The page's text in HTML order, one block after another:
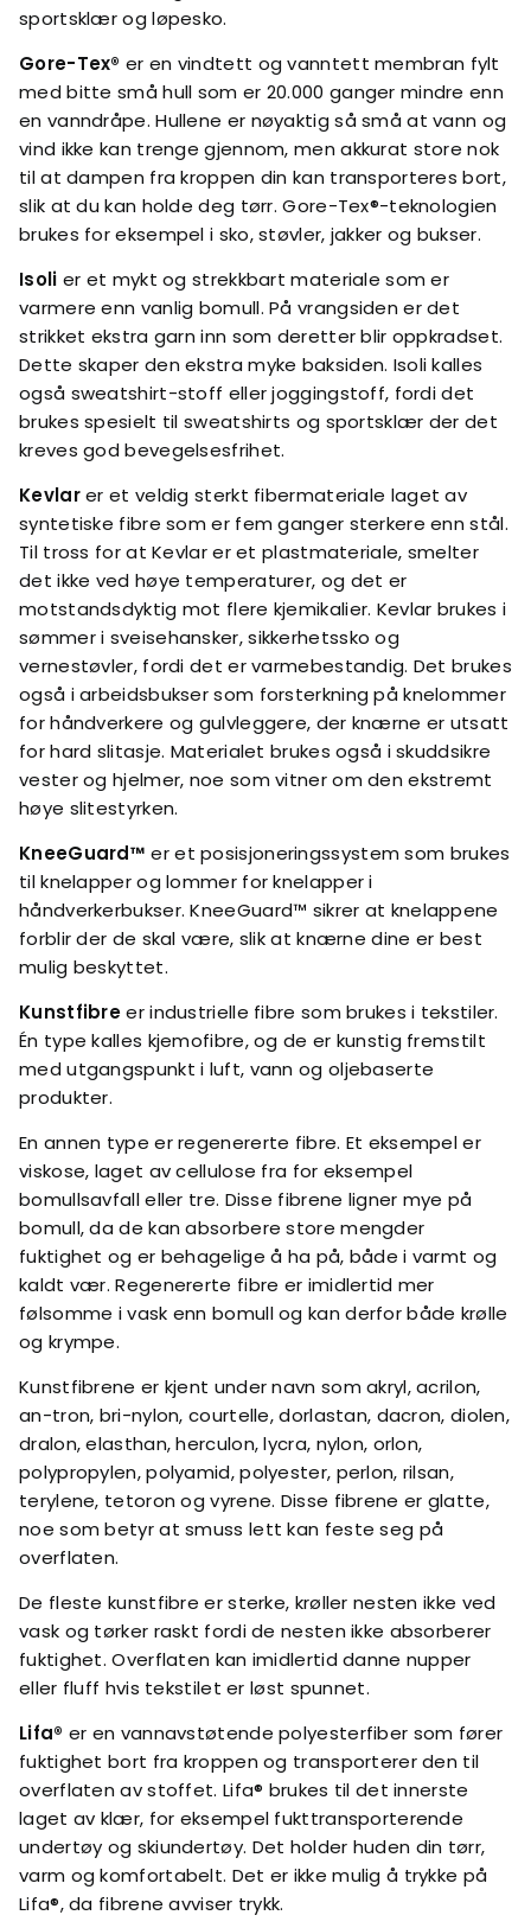
sportsklær og løpesko.
Gore-Tex® er en vindtett og vanntett membran fylt
med bitte små hull som er 20.000 ganger mindre enn
en vanndråpe. Hullene er nøyaktig så små at vann og
vind ikke kan trenge gjennom, men akkurat store nok
til at dampen fra kroppen din kan transporteres bort,
slik at du kan holde deg tørr. Gore-Tex®-teknologien
brukes for eksempel i sko, støvler, jakker og bukser.
Isoli er et mykt og strekkbart materiale som er
varmere enn vanlig bomull. På vrangsiden er det
strikket ekstra garn inn som deretter blir oppkradset.
Dette skaper den ekstra myke baksiden. Isoli kalles
også sweatshirt-stoff eller joggingstoff, fordi det
brukes spesielt til sweatshirts og sportsklær der det
kreves god bevegelsesfrihet.
Kevlarer et veldig sterkt fibermateriale laget av
syntetiske fibre som er fem ganger sterkere enn stål.
Til tross for at Kevlar er et plastmateriale, smelter
det ikke ved høye temperaturer, og det er
motstandsdyktig mot flere kjemikalier. Kevlar brukes i
sømmer i sveisehansker, sikkerhetssko og
vernestøvler, fordi det er varmebestandig. Det brukes
også i arbeidsbukser som forsterkning på knelommer
for håndverkere og gulvleggere, der knærne er utsatt
for hard slitasje. Materialet brukes også i skuddsikre
vester og hjelmer, noe som vitner om den ekstremt
høye slitestyrken.
KneeGuard™ er et posisjoneringssystem som brukes
til knelapper og lommer for knelapper i
håndverkerbukser. KneeGuard™ sikrer at knelappene
forblir der de skal være, slik at knærne dine er best
mulig beskyttet.
Kunstfibreer industrielle fibre som brukes i tekstiler.
Én type kalles kjemofibre, og de er kunstig fremstilt
med utgangspunkt i luft, vann og oljebaserte
produkter.
En annen type er regenererte fibre. Et eksempel er
viskose, laget av cellulose fra for eksempel
bomullsavfall eller tre. Disse fibrene ligner mye på
bomull, da de kan absorbere store mengder
fuktighet og er behagelige å ha på, både i varmt og
kaldt vær. Regenererte fibre er imidlertid mer
følsomme i vask enn bomull og kan derfor både krølle
og krympe.
Kunstfibrene er kjent under navn som akryl, acrilon,
an-tron, bri-nylon, courtelle, dorlastan, dacron, diolen,
dralon, elasthan, herculon, lycra, nylon, orlon,
polypropylen, polyamid, polyester, perlon, rilsan,
terylene, tetoron og vyrene. Disse fibrene er glatte,
noe som betyr at smuss lett kan feste seg på
overflaten.
De fleste kunstfibre er sterke, krøller nesten ikke ved
vask og tørker raskt fordi de nesten ikke absorberer
fuktighet. Overflaten kan imidlertid danne nupper
eller fluff hvis tekstilet er løst spunnet.
Lifa® er en vannavstøtende polyesterfiber som fører
fuktighet bort fra kroppen og transporterer den til
overflaten av stoffet. Lifa® brukes til det innerste
laget av klær, for eksempel fukttransporterende
undertøy og skiundertøy. Det holder huden din tørr,
varm og komfortabelt. Det er ikke mulig å trykke på
Lifa®, da fibrene avviser trykk.